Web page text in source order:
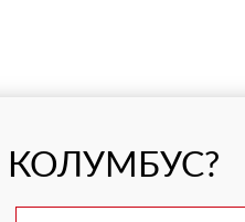
Jekko SPX-527
Санкт-Петербурге